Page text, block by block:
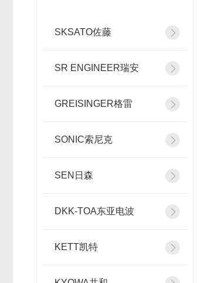
SKSATO佐藤
SR ENGINEER瑞安
GREISINGER格雷
SONIC索尼克
SEN日森
DKK-TOA东亚电波
KETT凯特